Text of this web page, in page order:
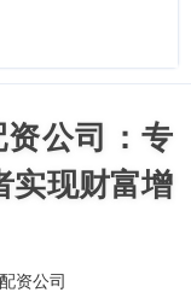
公司：专
实现财富增
资公司